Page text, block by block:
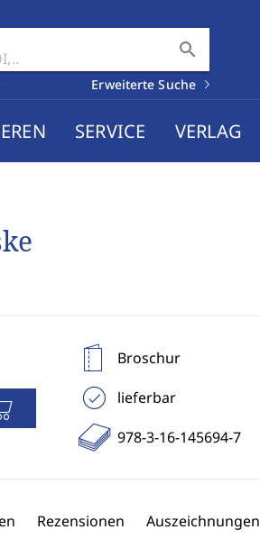
search
Erweiterte Suche
SERVICE VERLAG
Broschur
lieferbar
978-3-16-145694-7
Rezensionen Auszeichnungen